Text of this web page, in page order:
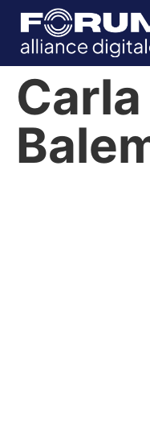
Carla